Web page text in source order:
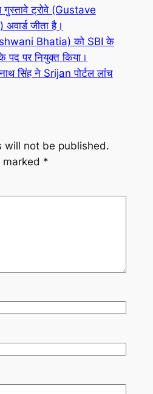
गुस्तावे ट्रोवे (Gustave
जीता है।
Bhatia) को SBI के
पद पर नियुक्त किया।
सिंह ने Srijan पोर्टल लांच
will not be published.
*